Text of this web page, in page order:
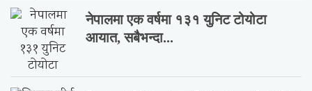
नेपालमा एक वर्षमा १३१ युनिट टोयोटा
आयात, सबैभन्दा...